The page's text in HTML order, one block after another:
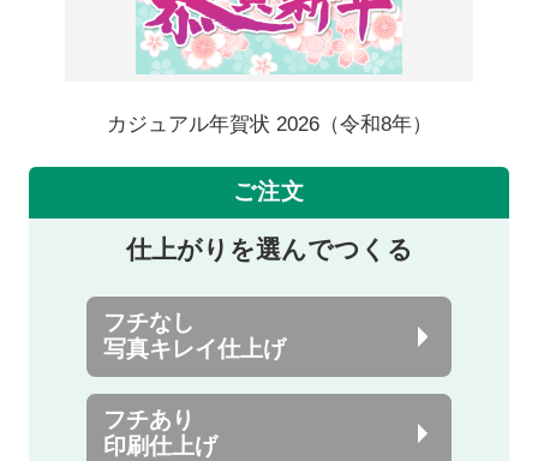
カジュアル年賀状 2026（令和8年）
ご注文
仕上がりを選んでつくる
フチなし
写真キレイ仕上げ
フチあり
印刷仕上げ